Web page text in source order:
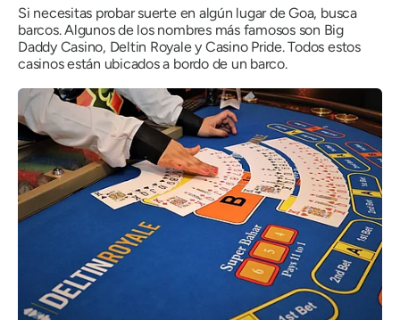
Si necesitas probar suerte en algún lugar de Goa, busca
barcos. Algunos de los nombres más famosos son Big
Daddy Casino, Deltin Royale y Casino Pride. Todos estos
casinos están ubicados a bordo de un barco.